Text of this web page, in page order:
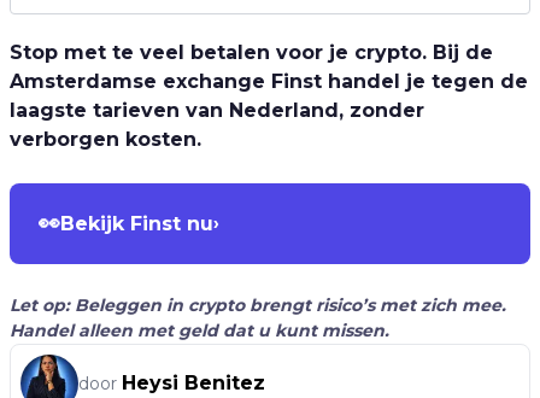
Stop met te veel betalen voor je crypto. Bij de
Amsterdamse exchange Finst handel je tegen de
laagste tarieven van Nederland, zonder
verborgen kosten.
👀Bekijk Finst nu›
Let op: Beleggen in crypto brengt risico’s met zich mee.
Handel alleen met geld dat u kunt missen.
door Heysi Benitez